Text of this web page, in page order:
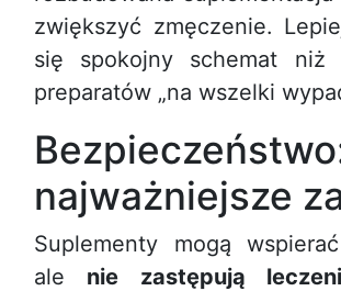
zwiększyć zmęczenie.
się spokojny schemat niż
preparatów „na wszelki
najważniejsze
Suplementy mogą
ale nie zastępują